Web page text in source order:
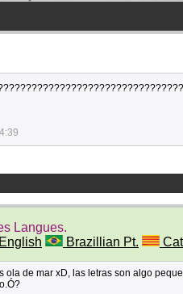
Langues.
English Brazillian Pt.
ola de mar xD, las letras son algo